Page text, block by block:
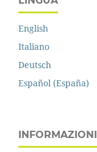
English
Italiano
Deutsch
Español (España)
INFORMAZIONI